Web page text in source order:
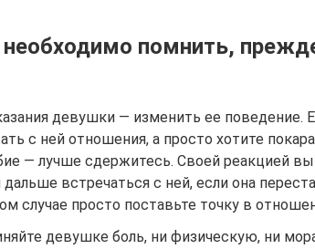
помнить,
девушки — изменить ее поведение.
с ней отношения, а просто хотите
— лучше сдержитесь. Своей реакцией
дальше встречаться с ней, если она
случае просто поставьте точку в
девушке боль, ни физическую, ни